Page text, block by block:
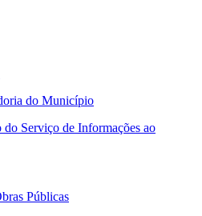
do Município
do Serviço de Informações ao
Públicas